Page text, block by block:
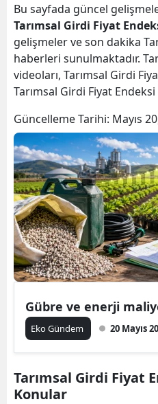
Bu sayfada güncel
Tarımsal Girdi Fiyat
gelişmeler ve son dakika
haberleri sunulmaktadır.
videoları, Tarımsal Girdi
Tarımsal Girdi Fiyat
Güncelleme Tarihi: Mayıs
Gübre ve enerji
Eko Gündem 20 Mayıs
Tarımsal Girdi Fiyat
Konular